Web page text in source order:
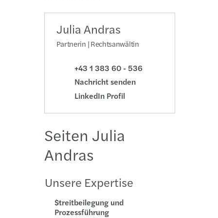
Welche Formate gibt es ?
im Homeoffice
Estate: Temporäre Gebührenbefreiung
Dienstzeugnisse
und Arbeitszeit
der NÖ Bauordnung 2014 im Überblick
& Karenz: Ihre Rechte im Job
– rechtliche Rahmenbedingungen
Aber richtig!
Julia Andras
Partnerin | Rechtsanwältin
+43 1 383 60 - 536
Nachricht senden
LinkedIn Profil
Seiten Julia
Andras
Unsere Expertise
Streitbeilegung und
Prozessführung